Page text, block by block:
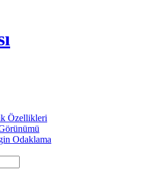
Özellikleri
Odaklama